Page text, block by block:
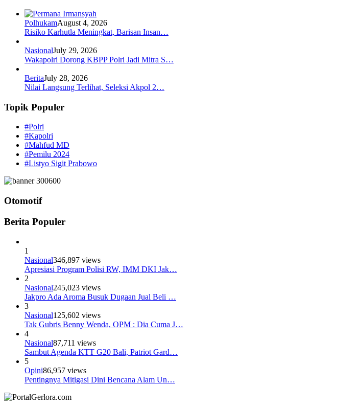
PolhukamAugust 4, 2026
Risiko Karhutla Meningkat, Barisan Insan…
NasionalJuly 29, 2026
Wakapolri Dorong KBPP Polri Jadi Mitra S…
BeritaJuly 28, 2026
Nilai Langsung Terlihat, Seleksi Akpol 2…
Topik Populer
#Polri
#Kapolri
#Mahfud MD
#Pemilu 2024
#Listyo Sigit Prabowo
Otomotif
Berita Populer
1
Nasional346,897 views
Apresiasi Program Polisi RW, IMM DKI Jak…
2
Nasional245,023 views
Jakpro Ada Aroma Busuk Dugaan Jual Beli …
3
Nasional125,602 views
Tak Gubris Benny Wenda, OPM : Dia Cuma J…
4
Nasional87,711 views
Sambut Agenda KTT G20 Bali, Patriot Gard…
5
Opini86,957 views
Pentingnya Mitigasi Dini Bencana Alam Un…